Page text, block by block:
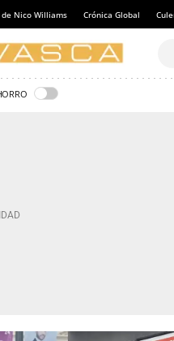
Nico Williams Crónica Global